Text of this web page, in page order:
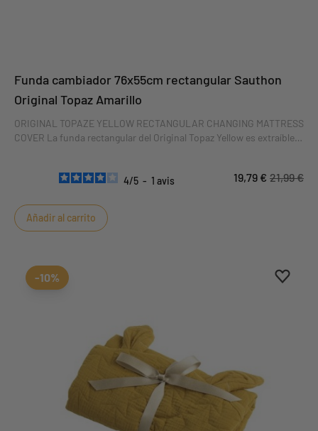
Funda cambiador 76x55cm rectangular Sauthon
Original Topaz Amarillo
ORIGINAL TOPAZE YELLOW RECTANGULAR CHANGING MATTRESS
COVER La funda rectangular del Original Topaz Yellow es extraíble
BAMBIN. DIMENSIONES : 80 x 60 x 2 cm
4/5 - 1 avis 19,79 € 21,99 €
Añadir al carrito
borrar
-10%